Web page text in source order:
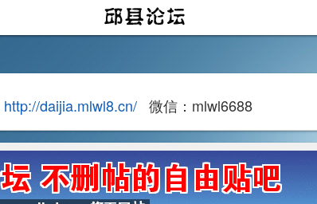
http://daijia.mlwl8.cn/ 微信：mlwl6688